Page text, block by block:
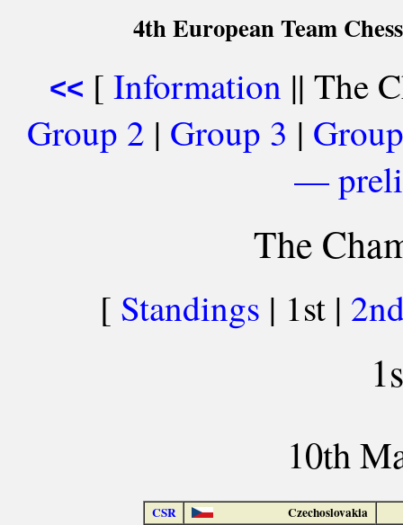
4th European Team
<< [ Information || The
Group 2 | Group 3 |
—
The
[ Standings | 1st |
10th
CSR Czechoslovakia